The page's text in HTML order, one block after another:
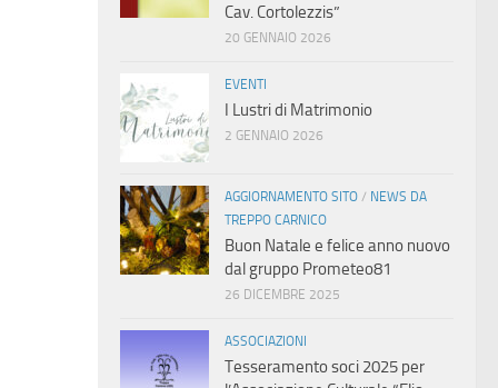
Cav. Cortolezzis”
20 GENNAIO 2026
EVENTI
I Lustri di Matrimonio
2 GENNAIO 2026
AGGIORNAMENTO SITO / NEWS DA
TREPPO CARNICO
Buon Natale e felice anno nuovo
dal gruppo Prometeo81
26 DICEMBRE 2025
ASSOCIAZIONI
Tesseramento soci 2025 per